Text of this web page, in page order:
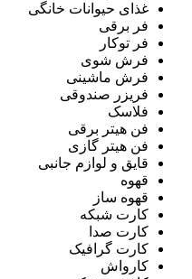
غذای حیوانات خانگی
فر برقی
فر توکار
فرش شوی
فرش ماشینی
فریزر صندوقی
فلاسک
فن هیتر برقی
فن هیتر گازی
قایق و لوازم جانبی
قهوه
قهوه ساز
کارت شبکه
کارت صدا
کارت گرافیک
کارواش